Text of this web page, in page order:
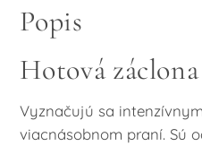
Popis
Hotová záclona
Vyznačujú sa
viacnásobnom praní. Sú